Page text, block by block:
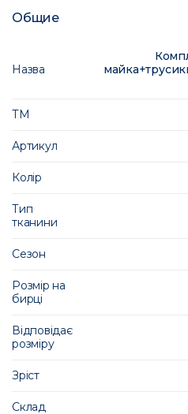
Общие
Назва
ТМ
Артикул
Колір
Тип
тканини
Сезон
Розмір на
бирці
Відповідає
розміру
Зріст
Склад